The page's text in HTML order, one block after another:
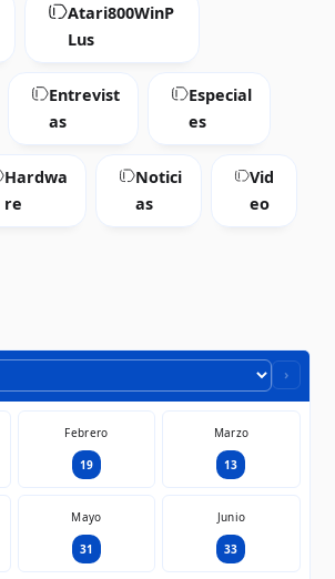
Atari800WinP
Lus
Entrevist
as
Especial
es
Hardwa
re
Notici
as
Vid
eo
›
Febrero
19
Marzo
13
Mayo
31
Junio
33